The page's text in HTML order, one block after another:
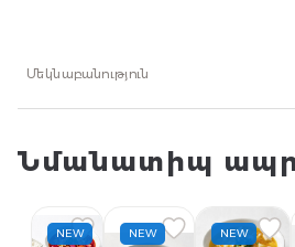
Մեկնաբանություն
Նմանատիպ
NEW NEW NEW